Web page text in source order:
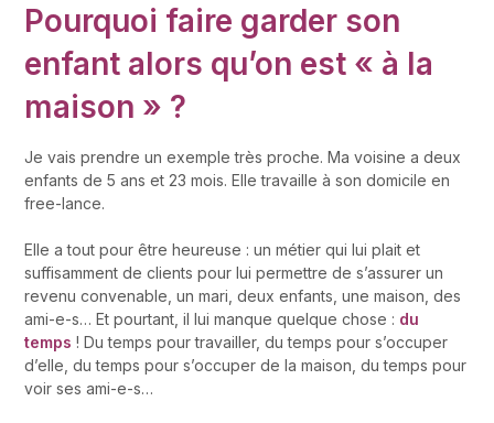
Pourquoi faire garder son
enfant alors qu’on est « à la
maison » ?
Je vais prendre un exemple très proche. Ma voisine a deux
enfants de 5 ans et 23 mois. Elle travaille à son domicile en
free-lance.
Elle a tout pour être heureuse : un métier qui lui plait et
suffisamment de clients pour lui permettre de s’assurer un
revenu convenable, un mari, deux enfants, une maison, des
ami-e-s… Et pourtant, il lui manque quelque chose : du
temps ! Du temps pour travailler, du temps pour s’occuper
d’elle, du temps pour s’occuper de la maison, du temps pour
voir ses ami-e-s…